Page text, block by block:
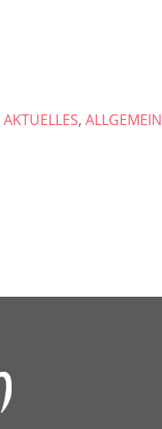
AKTUELLES, ALLGEMEIN